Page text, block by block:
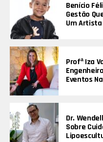
Benício
Gestão
Um Artista
Profª Iza
Eventos
Dr.
Sobre